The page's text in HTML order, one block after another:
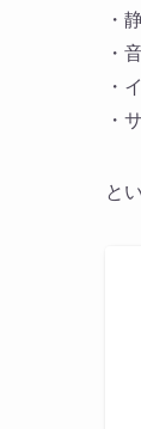
・
・
・
・
と